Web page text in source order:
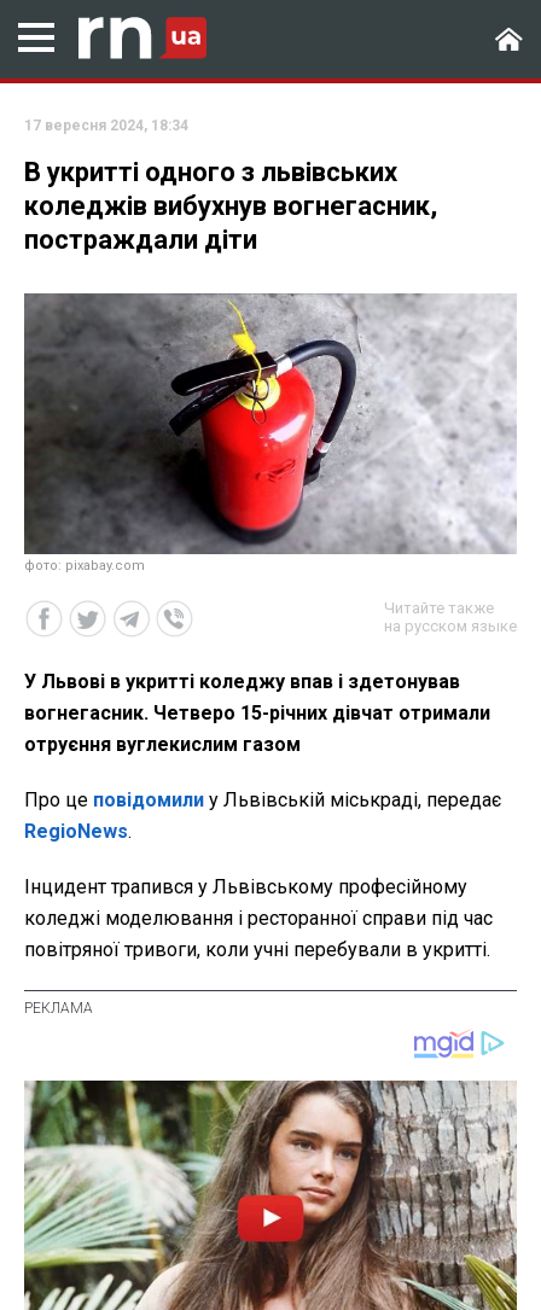
17 вересня 2024, 18:34
В укритті одного з львівських
коледжів вибухнув вогнегасник,
постраждали діти
фото: pixabay.com
Читайте также
на русском языке
У Львові в укритті коледжу впав і здетонував
вогнегасник. Четверо 15-річних дівчат отримали
отруєння вуглекислим газом
Про це повідомили у Львівській міськраді, передає
RegioNews.
Інцидент трапився у Львівському професійному
коледжі моделювання і ресторанної справи під час
повітряної тривоги, коли учні перебували в укритті.